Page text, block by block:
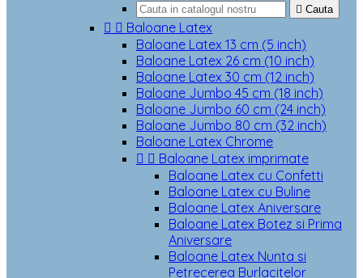
 Cauta
  Baloane Latex
Baloane Latex 13 cm (5 inch)
Baloane Latex 26 cm (10 inch)
Baloane Latex 30 cm (12 inch)
Baloane Jumbo 45 cm (18 inch)
Baloane Jumbo 60 cm (24 inch)
Baloane Jumbo 80 cm (32 inch)
Baloane Latex Chrome
  Baloane Latex imprimate
Baloane Latex cu Confetti
Baloane Latex cu Buline
Baloane Latex Aniversare
Baloane Latex Botez si Prima
Aniversare
Baloane Latex Nunta si
Petrecerea Burlacitelor